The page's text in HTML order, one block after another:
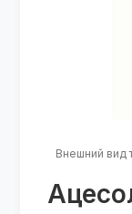
Внешний вид